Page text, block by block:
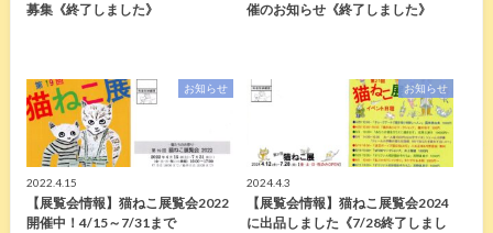
募集《終了しました》
催のお知らせ《終了しました》
お知らせ
2022.4.15
【展覧会情報】猫ねこ展覧会2022
開催中！4/15～7/31まで
お知らせ
2024.4.3
【展覧会情報】猫ねこ展覧会2024
に出品しました《7/28終了しまし